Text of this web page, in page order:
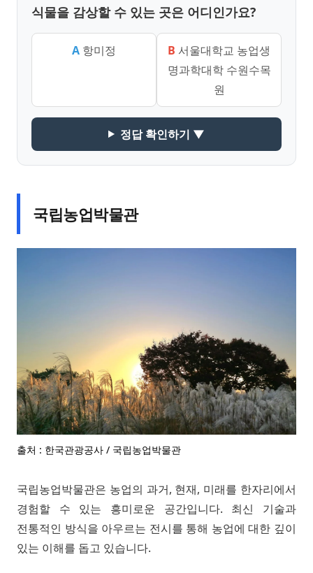
식물을 감상할 수 있는 곳은 어디인가요?
A 항미정 B 서울대학교 농업생
명과학대학 수원수목
원
정답 확인하기 ▼
국립농업박물관
출처 : 한국관광공사 / 국립농업박물관
국립농업박물관은 농업의 과거, 현재, 미래를 한자리에서
경험할 수 있는 흥미로운 공간입니다. 최신 기술과
전통적인 방식을 아우르는 전시를 통해 농업에 대한 깊이
있는 이해를 돕고 있습니다.